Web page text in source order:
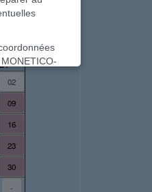
02
09
16
23
30
-
les paiement -
en
ni utilisé à un
aucun